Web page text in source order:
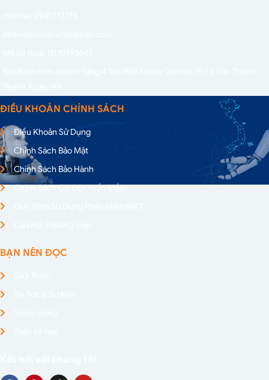
ĐIỀU KHOẢN CHÍNH SÁCH
Điều Khoản Sử Dụng
Chính Sách Bảo Mật
Chính Sách Bảo Hành
Chính Sách Cài Đặt Phần Mềm
BẠN NÊN ĐỌC